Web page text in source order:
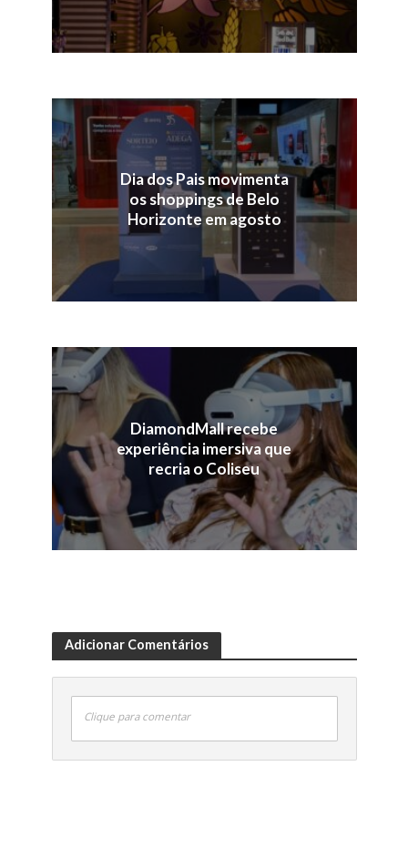
Dia dos Pais movimenta
os shoppings de Belo
Horizonte em agosto
DiamondMall recebe
experiência imersiva que
recria o Coliseu
Adicionar Comentários
Clique para comentar